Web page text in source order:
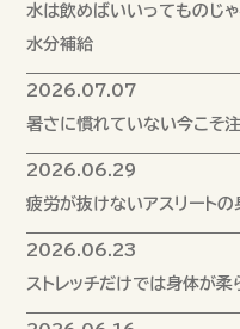
水は飲めばいいってものじ
水分補給
2026.07.07
暑さに慣れていない今こそ
2026.06.29
疲労が抜けないアスリート
2026.06.23
ストレッチだけでは身体が柔